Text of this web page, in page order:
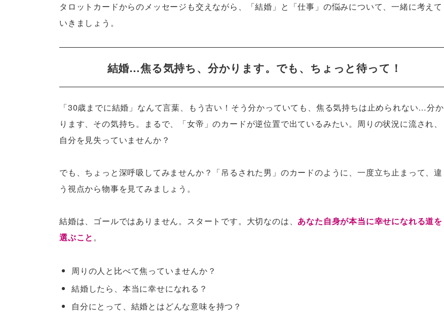
タロットカードからのメッセージも交えながら、「結婚」と「仕事」の悩みについて、一緒に考えて
いきましょう。
結婚…焦る気持ち、分かります。でも、ちょっと待って！
「30歳までに結婚」なんて言葉、もう古い！そう分かっていても、焦る気持ちは止められない…分か
ります、その気持ち。まるで、「女帝」のカードが逆位置で出ているみたい。周りの状況に流され、
自分を見失っていませんか？
でも、ちょっと深呼吸してみませんか？「吊るされた男」のカードのように、一度立ち止まって、違
う視点から物事を見てみましょう。
結婚は、ゴールではありません。スタートです。大切なのは、 あなた自身が本当に幸せになれる道を
選ぶこと。
周りの人と比べて焦っていませんか？
結婚したら、本当に幸せになれる？
自分にとって、結婚とはどんな意味を持つ？